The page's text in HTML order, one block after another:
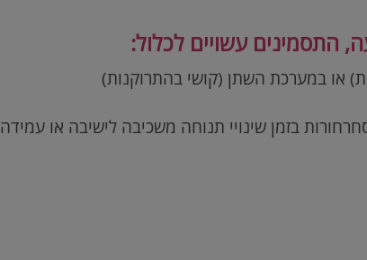
התסמינים עשויים לכלול:
או במערכת השתן (קושי בהתרוקנות)
בזמן שינויי תנוחה משכיבה לישיבה או עמידה